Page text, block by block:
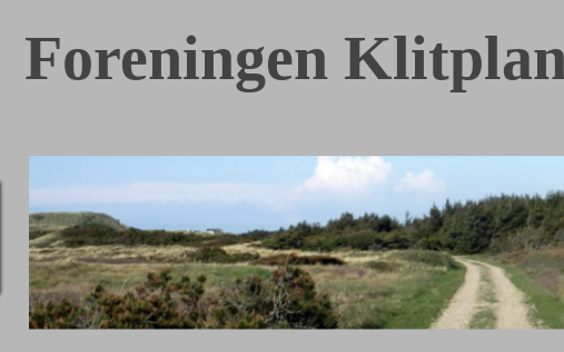
Foreningen